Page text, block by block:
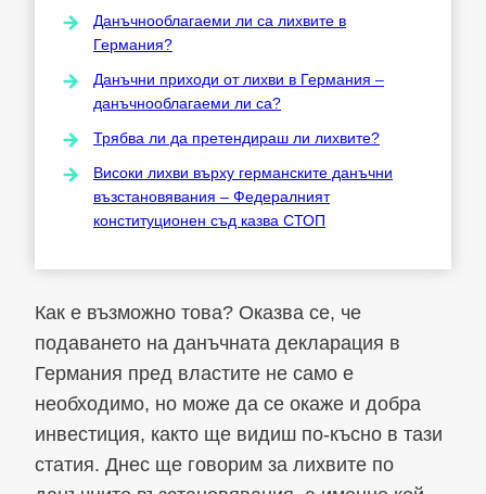
Данъчнооблагаеми ли са лихвите в
Германия?
Данъчни приходи от лихви в Германия –
данъчнооблагаеми ли са?
Трябва ли да претендираш ли лихвите?
Високи лихви върху германските данъчни
възстановявания – Федералният
конституционен съд казва СТОП
Как е възможно това? Оказва се, че
подаването на данъчната декларация в
Германия пред властите не само е
необходимо, но може да се окаже и добра
инвестиция, както ще видиш по-късно в тази
статия. Днес ще говорим за лихвите по